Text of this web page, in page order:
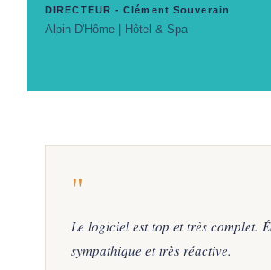
DIRECTEUR - Clément Souverain
Alpin D'Hôme | Hôtel & Spa
"
Le logiciel est top et très complet.
sympathique et très réactive.